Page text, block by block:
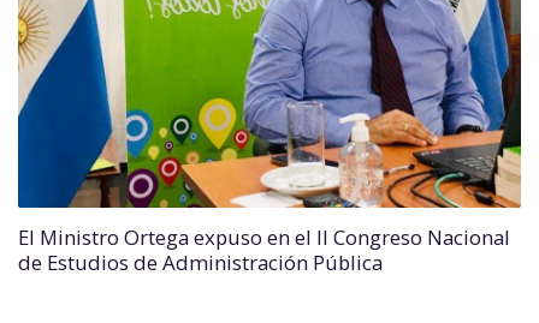
El Ministro Ortega expuso en el II Congreso Nacional
de Estudios de Administración Pública